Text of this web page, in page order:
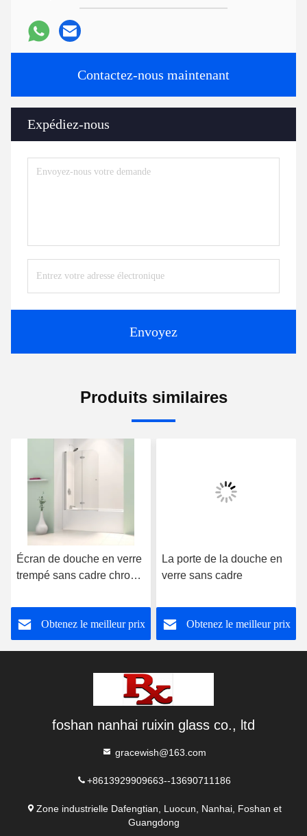
Contactez-nous maintenant
Expédiez-nous
Envoyez
Produits similaires
Écran de douche en verre
trempé sans cadre chrome
Obtenez le meilleur prix
La porte de la douche en
verre sans cadre
Obtenez le meilleur prix
foshan nanhai ruixin glass co., ltd
gracewish@163.com
+8613929909663--13690711186
Zone industrielle Dafengtian, Luocun, Nanhai, Foshan et
Guangdong